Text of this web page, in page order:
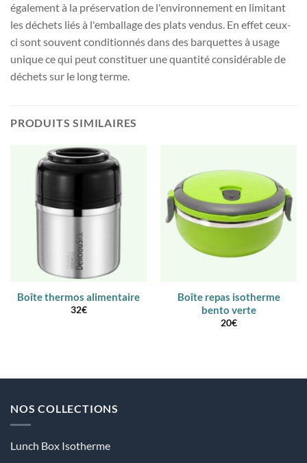
également à la préservation de l'environnement en limitant
les déchets liés à l'emballage des plats vendus. En effet ceux-
ci sont souvent conditionnés dans des barquettes à usage
unique ce qui peut constituer une quantité considérable de
déchets sur le long terme.
PRODUITS SIMILAIRES
Boîte thermos alimentaire
32€
Boîte repas isotherme
bento verte
20€
NOS COLLECTIONS
Lunch Box Isotherme